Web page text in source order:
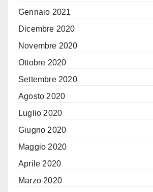
Gennaio 2021
Dicembre 2020
Novembre 2020
Ottobre 2020
Settembre 2020
Agosto 2020
Luglio 2020
Giugno 2020
Maggio 2020
Aprile 2020
Marzo 2020